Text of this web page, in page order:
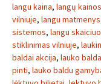
langu kaina, langų kainos
vilniuje, langu matmenys
sistemos, langu
stiklinimas vilniuje,
baldai akcija, lauko
pinti, lauko baldu